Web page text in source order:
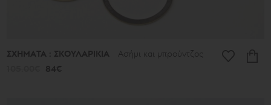
ΣΧΗΜΑΤΑ : ΣΚΟΥΛΑΡΙΚΙΑ Ασήμι και μπρούντζος
84€